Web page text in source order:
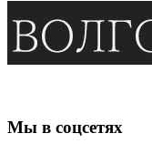
Мы в соцсетях